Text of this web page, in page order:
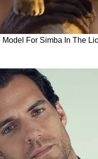
₹0.05 करोड़ (उपलब्ध
के दौरान फिल्म
के कारण सामान्य
बन सकी।